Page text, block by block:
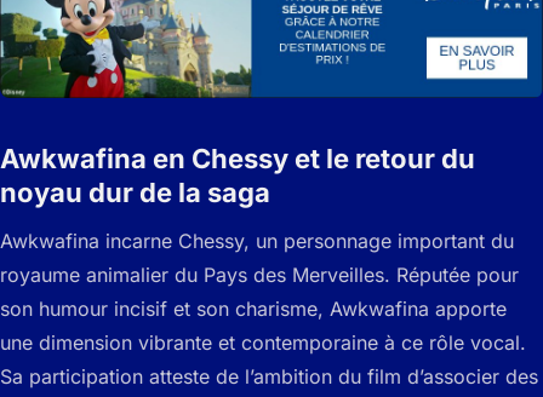
Awkwafina en Chessy et le retour du
noyau dur de la saga
Awkwafina incarne Chessy, un personnage important du
royaume animalier du Pays des Merveilles. Réputée pour
son humour incisif et son charisme, Awkwafina apporte
une dimension vibrante et contemporaine à ce rôle vocal.
Sa participation atteste de l’ambition du film d’associer des